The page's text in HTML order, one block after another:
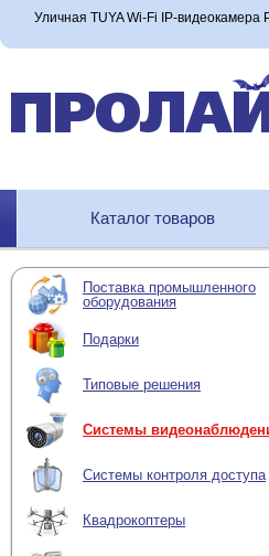
Уличная TUYA Wi-Fi IP-видеокамера
Каталог товаров
Поставка промышленного
оборудования
Подарки
Типовые решения
Системы
Системы контроля доступа
Квадрокоптеры